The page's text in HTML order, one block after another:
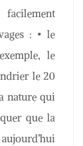
: • le
le
le 20
nature qui
que la